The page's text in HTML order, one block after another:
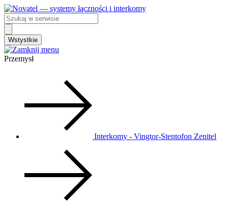
Przejdź
do
treści
Search
...
Wstystkie
Przemysł
Interkomy - Vingtor-Stentofon Zenitel